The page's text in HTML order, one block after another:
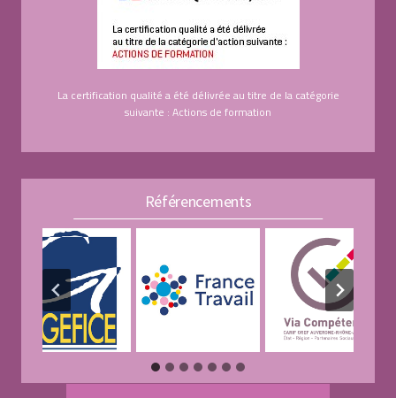
La certification qualité a été délivrée au titre de la catégorie
suivante : Actions de formation
Référencements